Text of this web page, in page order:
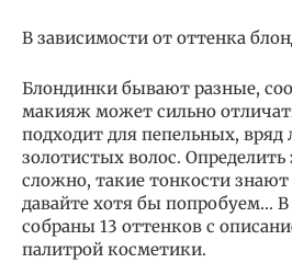
В зависимости от оттенка
Блондинки бывают разные,
макияж может сильно
подходит для пепельных, вряд
золотистых волос. Определить
сложно, такие тонкости
давайте хотя бы попробуем…
собраны 13 оттенков с
палитрой косметики.